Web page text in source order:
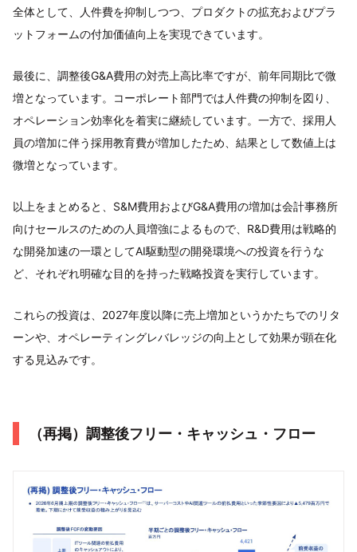
全体として、人件費を抑制しつつ、プロダクトの拡充およびプラ
ットフォームの付加価値向上を実現できています。
最後に、調整後G&A費用の対売上高比率ですが、前年同期比で微
増となっています。コーポレート部門では人件費の抑制を図り、
オペレーション効率化を着実に継続しています。一方で、採用人
員の増加に伴う採用教育費が増加したため、結果として数値上は
微増となっています。
以上をまとめると、S&M費用およびG&A費用の増加は会計事務所
向けセールスのための人員増強によるもので、R&D費用は戦略的
な開発加速の一環としてAI駆動型の開発環境への投資を行うな
ど、それぞれ明確な目的を持った戦略投資を実行しています。
これらの投資は、2027年度以降に売上増加というかたちでのリタ
ーンや、オペレーティングレバレッジの向上として効果が顕在化
する見込みです。
（再掲）調整後フリー・キャッシュ・フロー